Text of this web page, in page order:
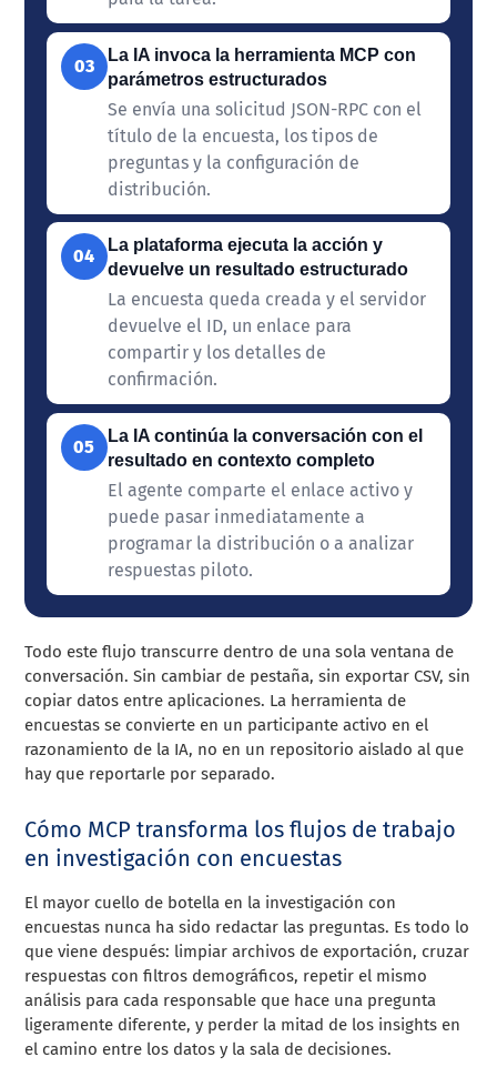
03
La IA invoca la herramienta MCP con
parámetros estructurados
Se envía una solicitud JSON-RPC con el
título de la encuesta, los tipos de
preguntas y la configuración de
distribución.
04
La plataforma ejecuta la acción y
devuelve un resultado estructurado
La encuesta queda creada y el servidor
devuelve el ID, un enlace para
compartir y los detalles de
confirmación.
05
La IA continúa la conversación con el
resultado en contexto completo
El agente comparte el enlace activo y
puede pasar inmediatamente a
programar la distribución o a analizar
respuestas piloto.
Todo este flujo transcurre dentro de una sola ventana de
conversación. Sin cambiar de pestaña, sin exportar CSV, sin
copiar datos entre aplicaciones. La herramienta de
encuestas se convierte en un participante activo en el
razonamiento de la IA, no en un repositorio aislado al que
hay que reportarle por separado.
Cómo MCP transforma los flujos de trabajo
en investigación con encuestas
El mayor cuello de botella en la investigación con
encuestas nunca ha sido redactar las preguntas. Es todo lo
que viene después: limpiar archivos de exportación, cruzar
respuestas con filtros demográficos, repetir el mismo
análisis para cada responsable que hace una pregunta
ligeramente diferente, y perder la mitad de los insights en
el camino entre los datos y la sala de decisiones.